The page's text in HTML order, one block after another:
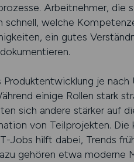
Arbeitnehmer, die
schnell, welche
ein gutes
je
einige Rollen stark
sich andere stärker auf
von Teilprojekten.
Jobs hilft dabei, Trends
gehören etwa moderne